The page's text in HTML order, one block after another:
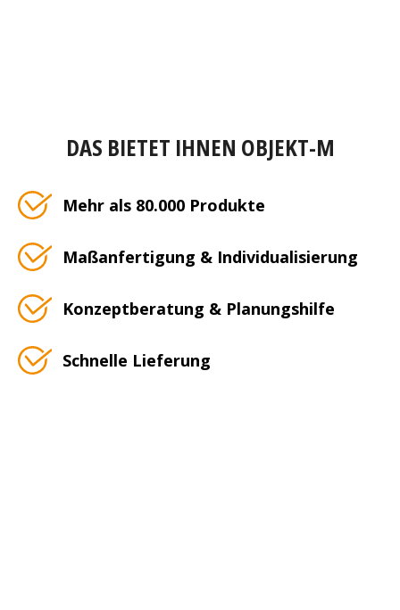
DAS BIETET IHNEN OBJEKT-M
Mehr als 80.000 Produkte
Maßanfertigung & Individualisierung
Konzeptberatung & Planungshilfe
Schnelle Lieferung